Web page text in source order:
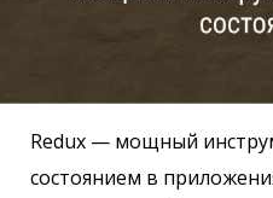
Redux — мощный
состоянием в